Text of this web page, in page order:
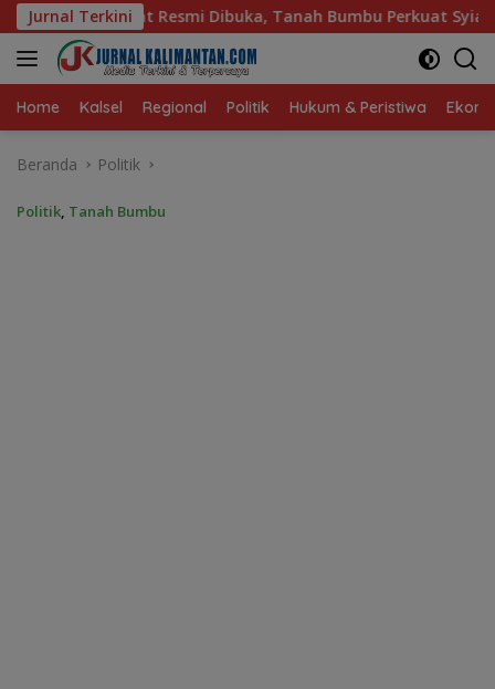
Langsung
ke
konten
Jurnal Terkini
Bumbu Perkuat Syiar Al-Qur’an dan Generasi Qurani
Home Kalsel Regional Politik Hukum & Peristiwa
Beranda Politik
Politik, Tanah Bumbu